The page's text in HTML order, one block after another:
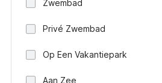
Zwembad
Privé Zwembad
Op Een Vakantiepark
Aan Zee